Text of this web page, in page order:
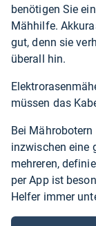
benötigen Sie
Mähhilfe.
gut, denn sie
überall hin.
müssen das
Bei
inzwischen eine
mehreren,
per App ist
Helfer immer